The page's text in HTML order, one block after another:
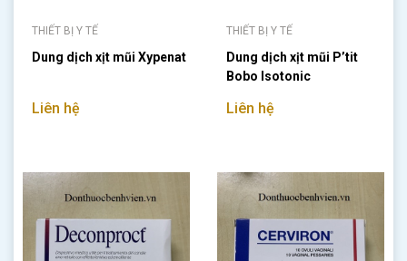
THIẾT BỊ Y TẾ
Dung dịch xịt mũi Xypenat
Liên hệ
THIẾT BỊ Y TẾ
Dung dịch xịt mũi P’tit
Bobo Isotonic
Liên hệ